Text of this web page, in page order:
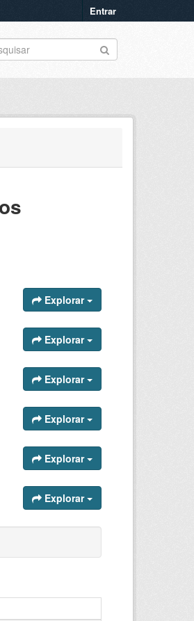
Entrar
Explorar
Explorar
Explorar
Explorar
Explorar
Explorar